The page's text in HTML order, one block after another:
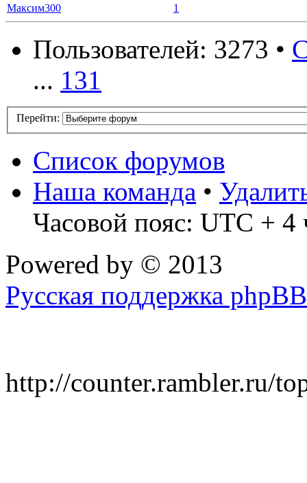
Максим300
1
Пользователей: 3273 •
... 131
Перейти:
Список форумов
Наша команда •
Часовой пояс: UTC + 4
Powered by © 2013
Русская поддержка phpBB
http://counter.rambler.ru/